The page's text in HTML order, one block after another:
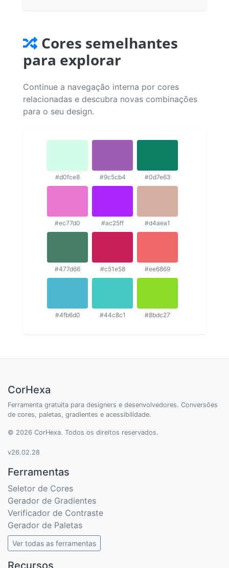
Cores semelhantes
para explorar
Continue a navegação interna por cores
relacionadas e descubra novas combinações
para o seu design.
#d0fce8 #9c5cb4 #0d7e63
#ec77d0 #ac25ff #d4aea1
#477d66 #c51e58 #ee6869
#4fb6d0 #44c8c1 #8bdc27
CorHexa
Ferramenta gratuita para designers e desenvolvedores. Conversões
de cores, paletas, gradientes e acessibilidade.
© 2026 CorHexa. Todos os direitos reservados.
v26.02.28
Ferramentas
Seletor de Cores
Gerador de Gradientes
Verificador de Contraste
Gerador de Paletas
Ver todas as ferramentas
Recursos